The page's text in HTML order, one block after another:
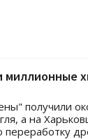
получили
а на
переработку